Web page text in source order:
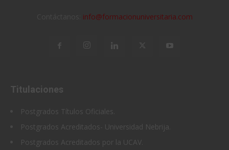
info@formacionuniversitaria.com
Titulaciones
Postgrados Títulos Oficiales.
Postgrados Acreditados- Universidad Nebrija.
Postgrados Acreditados por la UCAV.